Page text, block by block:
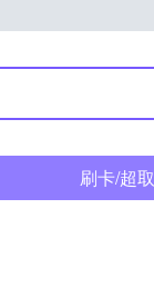
刷卡/超取